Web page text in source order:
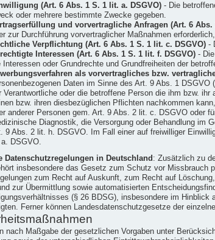
(Art. 6 Abs. 1 S. 1 lit. a. DSGVO)- Die
oder mehrere bestimmte Zwecke gegeben.
und vorvertragliche Anfragen (Art. 6 Abs.
zur Durchführung vorvertraglicher Maßnahmen
Verpflichtung (Art. 6 Abs. 1 S. 1 lit. c. DSGVO)-
Interessen (Art. 6 Abs. 1 S. 1 lit. f. DSGVO)- Die
Interessen oder Grundrechte und Grundfreiheiten der
als vorvertragliches bzw.
Daten im Sinne des Art. 9 Abs. 1
Verantwortliche oder die betroffene Person die ihm bzw.
bzw. ihren diesbezüglichen Pflichten nachkommen
anderer Personen gem. Art. 9 Abs. 2 lit. c. DSGVO oder
Diagnostik, die Versorgung oder Behandlung im
9 Abs. 2 lit. h. DSGVO. Im Fall einer auf freiwilliger
a. DSGVO.
Datenschutzregelungen in Deutschland : Zusätzlich zu
insbesondere das Gesetz zum Schutz vor Missbrauch
zum Recht auf Auskunft, zum Recht auf
zur Übermittlung sowie automatisierten
(§ 26 BDSG), insbesondere im
Ferner können Landesdatenschutzgesetze der
nach Maßgabe der gesetzlichen Vorgaben unter